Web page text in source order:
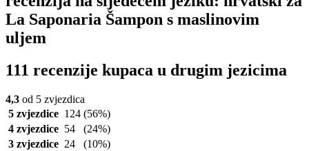
La Saponaria Šampon s maslinovim
uljem
111 recenzije kupaca u drugim jezicima
4,3 od 5 zvjezdica
5 zvjezdice 124 (56%)
4 zvjezdice 54
(24%)
3 zvjezdice 24
(10%)